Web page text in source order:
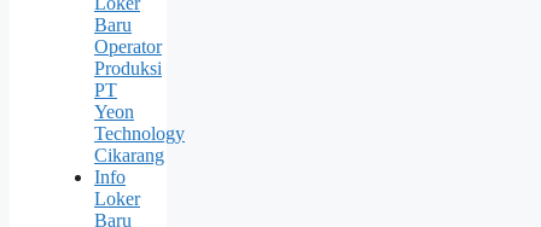
Baru
Operator
Produksi
PT
Yeon
Technology
Cikarang
Info
Loker
Baru